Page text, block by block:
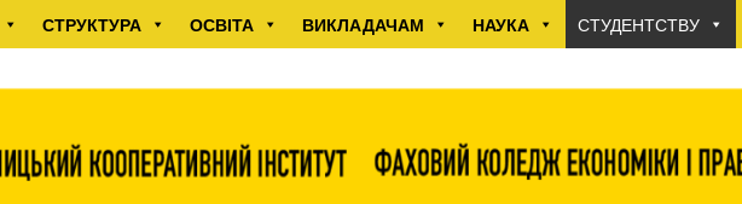
СТРУКТУРА ОСВІТА ВИКЛАДАЧАМ НАУКА СТУДЕНТСТВУ